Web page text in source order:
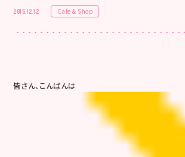
2016.12.12 Cafe & Shop
皆さん、こんばんは